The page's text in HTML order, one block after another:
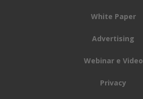
White Paper
Advertising
Webinar e Video
Privacy